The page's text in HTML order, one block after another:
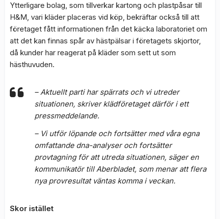
Ytterligare bolag, som tillverkar kartong och plastpåsar till
H&M, vari kläder placeras vid köp, bekräftar också till att
företaget fått informationen från det käcka laboratoriet om
att det kan finnas spår av hästpälsar i företagets skjortor,
då kunder har reagerat på kläder som sett ut som
hästhuvuden.
– Aktuellt parti har spärrats och vi utreder
situationen, skriver klädföretaget därför i ett
pressmeddelande.
– Vi utför löpande och fortsätter med våra egna
omfattande dna-analyser och fortsätter
provtagning för att utreda situationen, säger en
kommunikatör till Aberbladet, som menar att flera
nya provresultat väntas komma i veckan.
Skor istället